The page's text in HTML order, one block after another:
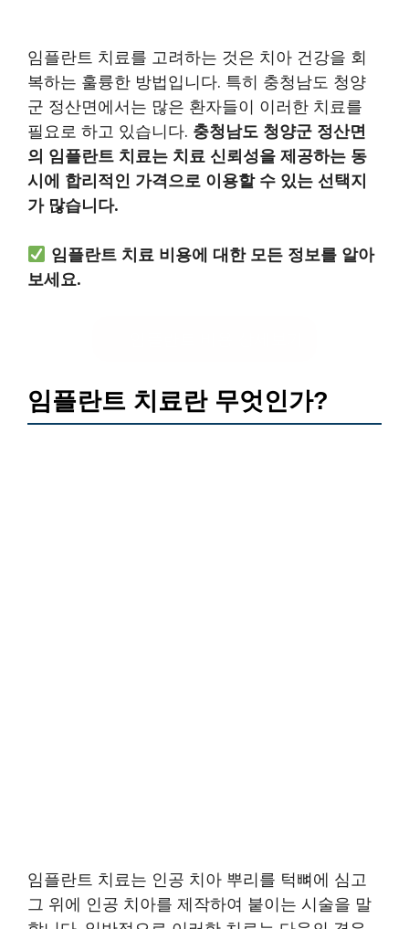
임플란트 치료를 고려하는 것은 치아 건강을 회
복하는 훌륭한 방법입니다. 특히 충청남도 청양
군 정산면에서는 많은 환자들이 이러한 치료를
필요로 하고 있습니다. 충청남도 청양군 정산면
의 임플란트 치료는 치료 신뢰성을 제공하는 동
시에 합리적인 가격으로 이용할 수 있는 선택지
가 많습니다.
임플란트 치료 비용에 대한 모든 정보를 알아
보세요.
임플란트 치료란 무엇인가?
임플란트 치료는 인공 치아 뿌리를 턱뼈에 심고
그 위에 인공 치아를 제작하여 붙이는 시술을 말